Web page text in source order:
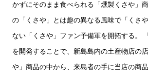
かずにそのまま食べられる「燻製くさや」
の「くさや」とは趣の異なる風味で「くさ
ない「くさや」ファン予備軍を開拓する。
を開発することで、新島島内の土産物店の
や」商品の中から、来島者の手に当店の商